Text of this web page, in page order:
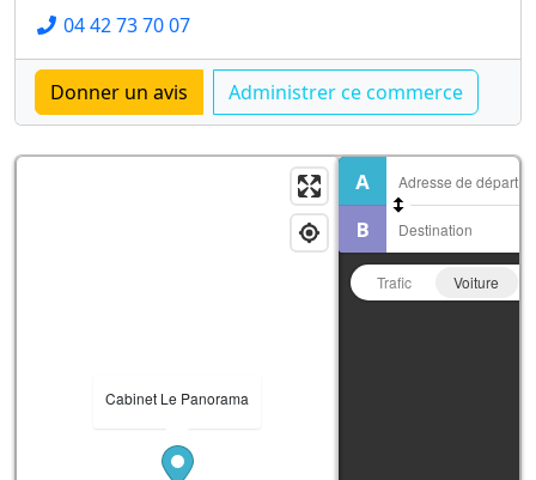
04 42 73 70 07
Cabinet Le Panorama
Trafic Voiture